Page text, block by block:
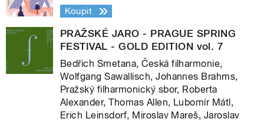
Koupit
PRAŽSKÉ JARO - PRAGUE SPRING
FESTIVAL - GOLD EDITION vol. 7
Bedřich Smetana, Česká filharmonie,
Wolfgang Sawallisch, Johannes Brahms,
Pražský filharmonický sbor, Roberta
Alexander, Thomas Allen, Lubomír Mátl,
Erich Leinsdorf, Miroslav Mareš, Jaroslav